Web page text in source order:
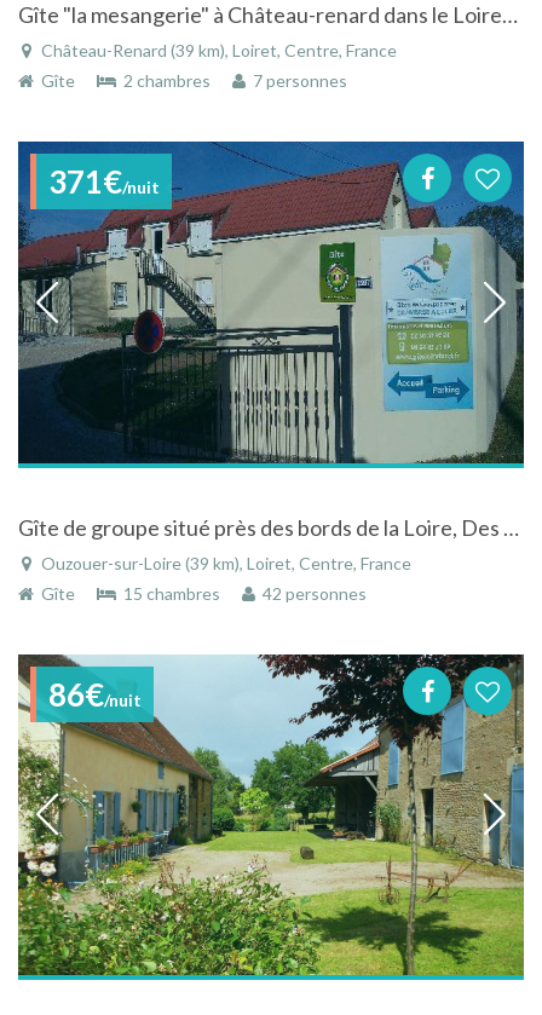
Gîte "la mesangerie" à Château-renard dans le Loiret en région Centre
Château-Renard (39 km), Loiret, Centre, France
Gîte
2 chambres 7 personnes
371€/nuit
Gîte de groupe situé près des bords de la Loire, Des chateaux et de la forêt d'Orléans
Ouzouer-sur-Loire (39 km), Loiret, Centre, France
Gîte
15 chambres 42 personnes
86€/nuit